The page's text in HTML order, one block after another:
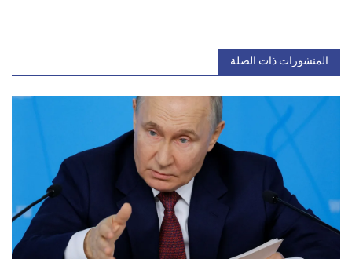
المنشورات ذات الصلة